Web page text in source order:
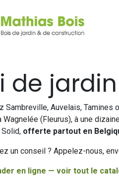
de
Sambreville, Auvelais, Tamines
Wagnelée (Fleurus), à une
offerte partout en
un conseil ? Appelez-nous,
en ligne — voir tout le